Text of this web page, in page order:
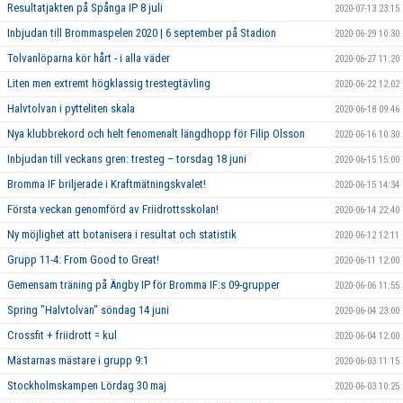
Resultatjakten på Spånga IP 8 juli 2020-07-13 23:15
Inbjudan till Brommaspelen 2020 | 6 september på Stadion 2020-06-29 10:30
Tolvanlöparna kör hårt - i alla väder 2020-06-27 11:20
Liten men extremt högklassig trestegtävling 2020-06-22 12:02
Halvtolvan i pytteliten skala 2020-06-18 09:46
Nya klubbrekord och helt fenomenalt längdhopp för Filip Olsson 2020-06-16 10:30
Inbjudan till veckans gren: tresteg – torsdag 18 juni 2020-06-15 15:00
Bromma IF briljerade i Kraftmätningskvalet! 2020-06-15 14:34
Första veckan genomförd av Friidrottsskolan! 2020-06-14 22:40
Ny möjlighet att botanisera i resultat och statistik 2020-06-12 12:11
Grupp 11-4: From Good to Great! 2020-06-11 12:00
Gemensam träning på Ängby IP för Bromma IF:s 09-grupper 2020-06-06 11:55
Spring "Halvtolvan" söndag 14 juni 2020-06-04 23:00
Crossfit + friidrott = kul 2020-06-04 12:00
Mästarnas mästare i grupp 9:1 2020-06-03 11:15
Stockholmskampen Lördag 30 maj 2020-06-03 10:25